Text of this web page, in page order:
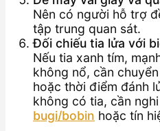
Nên có người hỗ trợ
tập trung quan sát.
Đối chiếu tia lửa với
Nếu tia xanh tím,
không nổ, cần
hoặc thời điểm đánh
không có tia, cần
bugi/bobin hoặc tín